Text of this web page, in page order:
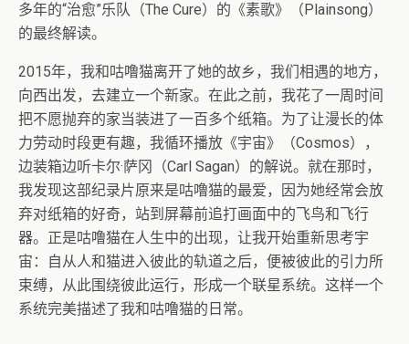
多年的“治愈”乐队（The Cure）的《素歌》（Plainsong）
的最终解读。
2015年，我和咕噜猫离开了她的故乡，我们相遇的地方，
向西出发，去建立一个新家。在此之前，我花了一周时间
把不愿抛弃的家当装进了一百多个纸箱。为了让漫长的体
力劳动时段更有趣，我循环播放《宇宙》（Cosmos），
边装箱边听卡尔·萨冈（Carl Sagan）的解说。就在那时，
我发现这部纪录片原来是咕噜猫的最爱，因为她经常会放
弃对纸箱的好奇，站到屏幕前追打画面中的飞鸟和飞行
器。正是咕噜猫在人生中的出现，让我开始重新思考宇
宙：自从人和猫进入彼此的轨道之后，便被彼此的引力所
束缚，从此围绕彼此运行，形成一个联星系统。这样一个
系统完美描述了我和咕噜猫的日常。